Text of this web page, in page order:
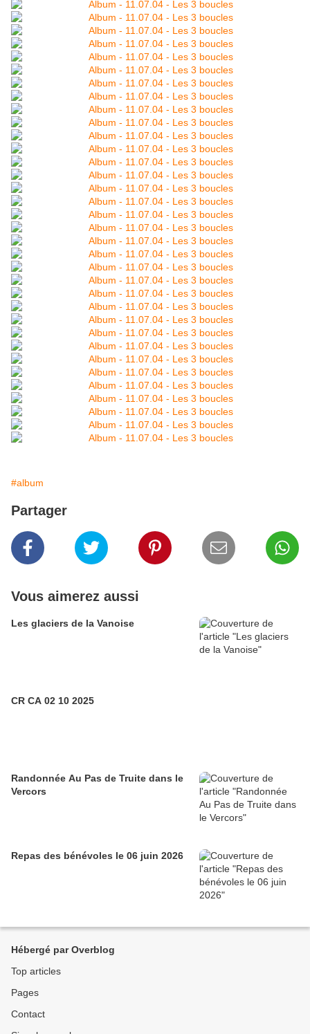
#album
Partager
Vous aimerez aussi
Les glaciers de la Vanoise
CR CA 02 10 2025
Randonnée Au Pas de Truite dans le
Vercors
Repas des bénévoles le 06 juin 2026
Hébergé par Overblog
Top articles
Pages
Contact